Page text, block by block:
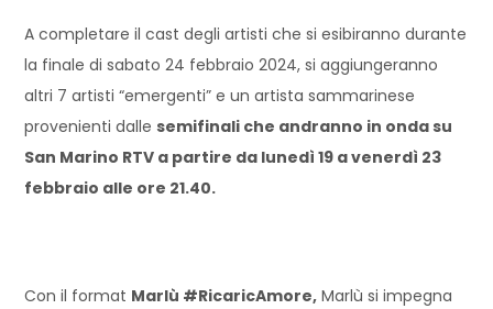
A completare il cast degli artisti che si esibiranno durante
la finale di sabato 24 febbraio 2024, si aggiungeranno
altri 7 artisti “emergenti” e un artista sammarinese
provenienti dallesemifinali che andranno in onda su
San Marino RTV a partire da lunedì 19 a venerdì 23
febbraio alle ore 21.40.
Con il format Marlù #RicaricAmore, Marlù si impegna